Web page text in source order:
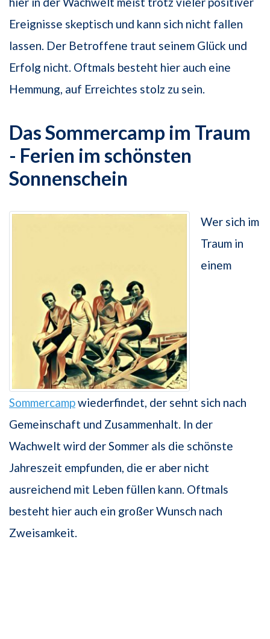
Ereignisse skeptisch und kann sich nicht fallen
lassen. Der Betroffene traut seinem Glück und
Erfolg nicht. Oftmals besteht hier auch eine
Hemmung, auf Erreichtes stolz zu sein.
Das Sommercamp im Traum
- Ferien im schönsten
Sonnenschein
Wer sich im
Traum in
einem
Sommercampwiederfindet, der sehnt sich nach
Gemeinschaft und Zusammenhalt. In der
Wachwelt wird der Sommer als die schönste
Jahreszeit empfunden, die er aber nicht
ausreichend mit Leben füllen kann. Oftmals
besteht hier auch ein großer Wunsch nach
Zweisamkeit.